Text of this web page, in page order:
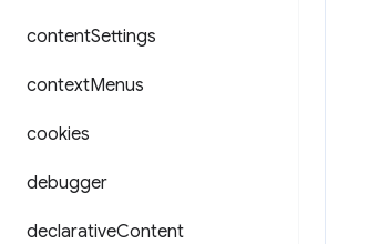
contentSettings
contextMenus
cookies
debugger
declarativeContent